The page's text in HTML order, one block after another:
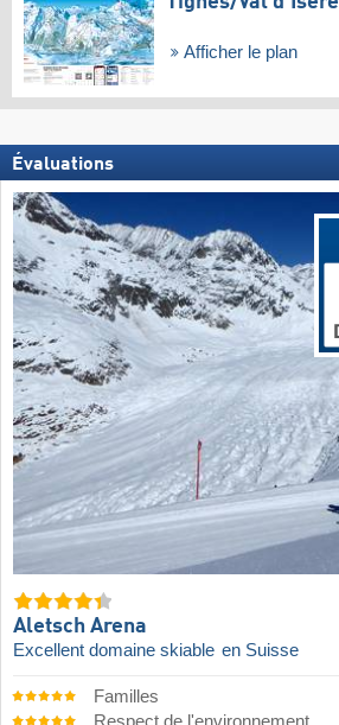
Afficher le plan
Évaluations
Aletsch Arena
Excellent domaine skiable en Suisse
Familles